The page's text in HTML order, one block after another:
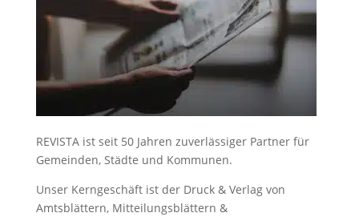
REVISTA ist seit 50 Jahren zuverlässiger Partner für
Gemeinden, Städte und Kommunen.
Unser Kerngeschäft ist der Druck & Verlag von
Amtsblättern, Mitteilungsblättern &